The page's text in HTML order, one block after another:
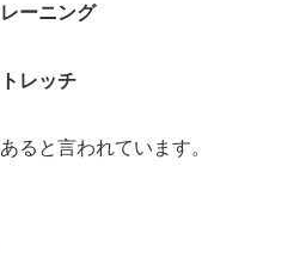
ーニング
レッチ
ると言われています。